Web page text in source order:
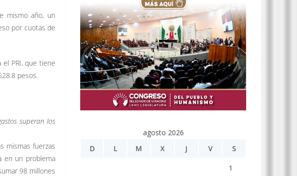
mismo año, un
por cuotas de
PRI, que tiene
pesos.
superan los
mismas fuerzas
en un problema
98 millones
agosto 2026
D
L M X J V S
1